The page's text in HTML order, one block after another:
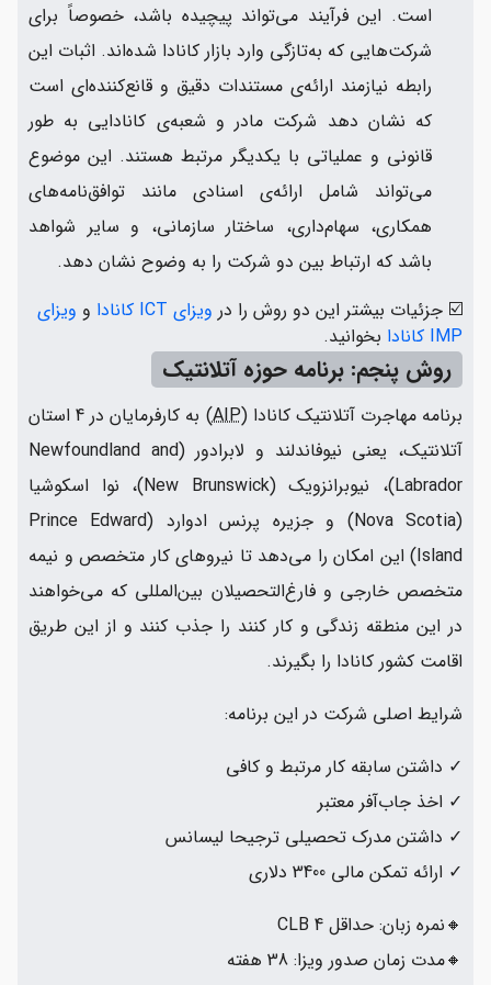
است. این فرآیند می‌تواند پیچیده باشد، خصوصاً برای
شرکت‌هایی که به‌تازگی وارد بازار کانادا شده‌اند. اثبات این
رابطه نیازمند ارائه‌ی مستندات دقیق و قانع‌کننده‌ای است
که نشان دهد شرکت مادر و شعبه‌ی کانادایی به طور
قانونی و عملیاتی با یکدیگر مرتبط هستند. این موضوع
می‌تواند شامل ارائه‌ی اسنادی مانند توافق‌نامه‌های
همکاری، سهام‌داری، ساختار سازمانی، و سایر شواهد
باشد که ارتباط بین دو شرکت را به وضوح نشان دهد.
☑️ جزئیات بیشتر این دو روش را در ویزای ICT کانادا و ویزای
IMP کانادا
بخوانید.
روش پنجم: برنامه حوزه آتلانتیک
برنامه مهاجرت آتلانتیک کانادا (AIP
) به کارفرمایان در 4 استان
آتلانتیک، یعنی نیوفاندلند و لابرادور (Newfoundland and
Labrador)، نیوبرانزویک (New Brunswick)، نوا اسکوشیا
(Nova Scotia) و جزیره پرنس ادوارد (Prince Edward
Island) این امکان را می‌دهد تا نیروهای کار متخصص و نیمه
متخصص خارجی و فارغ‌التحصیلان بین‌المللی که می‌خواهند
در این منطقه زندگی و کار کنند را جذب کنند و از این طریق
اقامت کشور کانادا را بگیرند.
شرایط اصلی شرکت در این برنامه:
✓ داشتن سابقه کار مرتبط و کافی
✓ اخذ جاب‌آفر معتبر
✓ داشتن مدرک تحصیلی ترجیحا لیسانس
✓ ارائه تمکن مالی 3400 دلاری
🔸نمره زبان: حداقل CLB 4
🔸مدت زمان صدور ویزا: 38 هفته